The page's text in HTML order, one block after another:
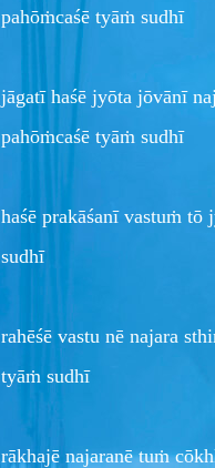
pahōṁcaśē tyāṁ sudhī
jāgatī haśē jyōta jōvānī
pahōṁcaśē tyāṁ sudhī
haśē prakāśanī vastuṁ tō
sudhī
rahēśē vastu nē najara
tyāṁ sudhī
rākhajē najaranē tuṁ